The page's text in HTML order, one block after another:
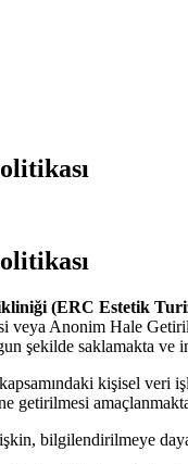
(ERC Estetik
veya Anonim Hale
şekilde saklamakta ve
kişisel veri
getirilmesi
bilgilendirilmeye